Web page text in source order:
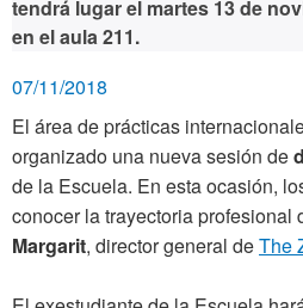
tendrá lugar el martes 13 de
en el aula 211.
07/11/2018
El área de prácticas
organizado una nueva sesión de
de la Escuela. En esta ocasión,
conocer la trayectoria profesional
Margarit, director general deThe